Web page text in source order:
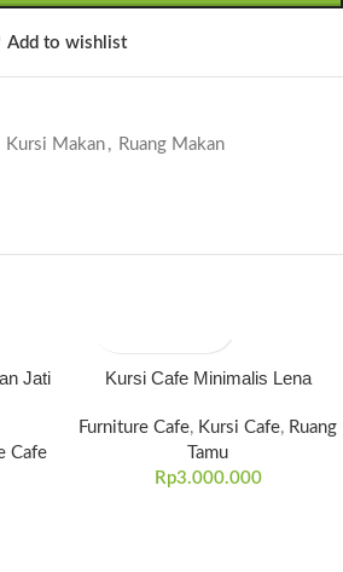
Add to wishlist
Kursi Makan , Ruang Makan
Jati
Cafe
Kursi Cafe Minimalis Lena
Furniture Cafe, Kursi Cafe, Ruang
Tamu
Rp3.000.000